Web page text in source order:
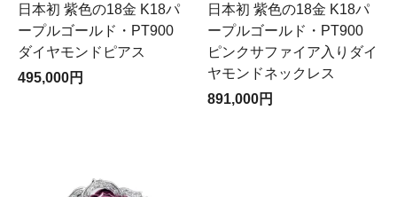
日本初 紫色の18金 K18パ
ープルゴールド・PT900
ダイヤモンドピアス
495,000円
日本初 紫色の18金 K18パ
ープルゴールド・PT900
ピンクサファイア入りダイ
ヤモンドネックレス
891,000円